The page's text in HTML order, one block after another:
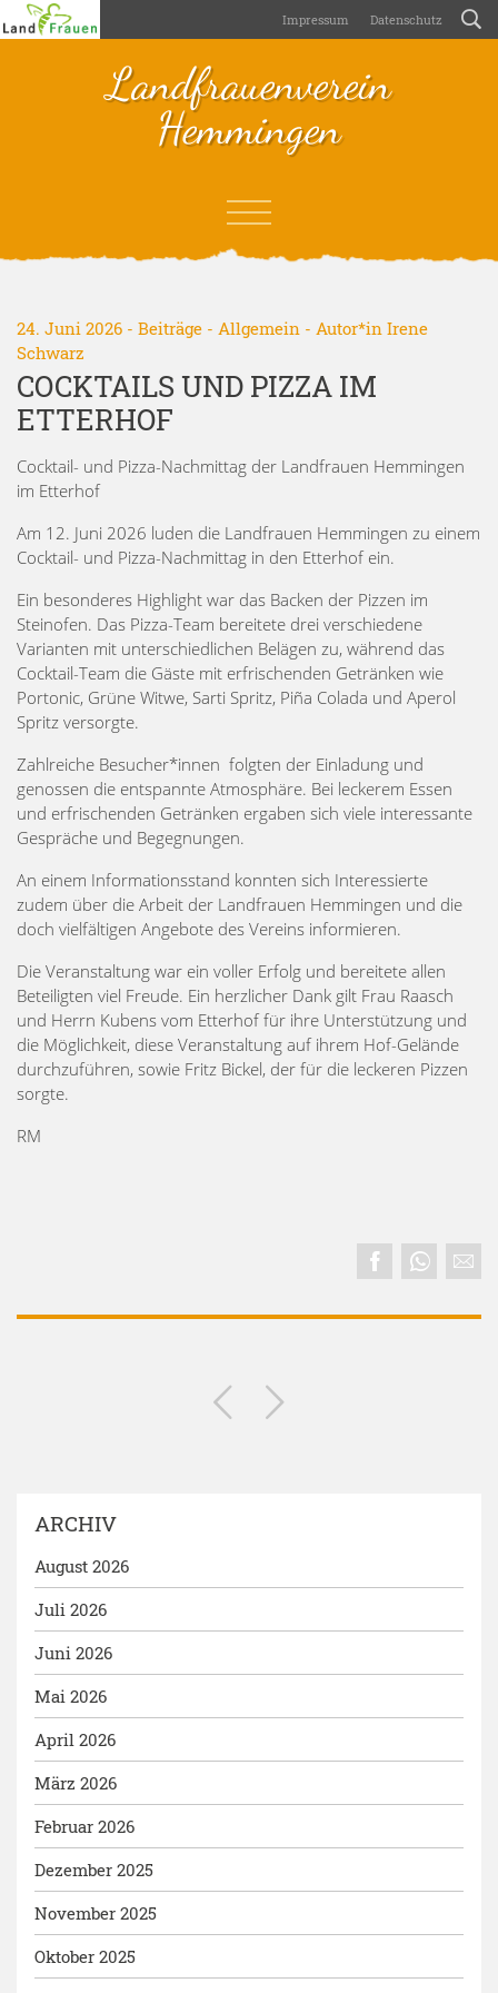
Impressum Datenschutz
Landfrauenverein
Hemmingen
24. Juni 2026 - Beiträge - Allgemein - Autor*in Irene
Schwarz
COCKTAILS UND PIZZA IM
ETTERHOF
Cocktail- und Pizza-Nachmittag der Landfrauen Hemmingen
im Etterhof
Am 12. Juni 2026 luden die Landfrauen Hemmingen zu einem
Cocktail- und Pizza-Nachmittag in den Etterhof ein.
Ein besonderes Highlight war das Backen der Pizzen im
Steinofen. Das Pizza-Team bereitete drei verschiedene
Varianten mit unterschiedlichen Belägen zu, während das
Cocktail-Team die Gäste mit erfrischenden Getränken wie
Portonic, Grüne Witwe, Sarti Spritz, Piña Colada und Aperol
Spritz versorgte.
Zahlreiche Besucher*innen folgten der Einladung und
genossen die entspannte Atmosphäre. Bei leckerem Essen
und erfrischenden Getränken ergaben sich viele interessante
Gespräche und Begegnungen.
An einem Informationsstand konnten sich Interessierte
zudem über die Arbeit der Landfrauen Hemmingen und die
doch vielfältigen Angebote des Vereins informieren.
Die Veranstaltung war ein voller Erfolg und bereitete allen
Beteiligten viel Freude. Ein herzlicher Dank gilt Frau Raasch
und Herrn Kubens vom Etterhof für ihre Unterstützung und
die Möglichkeit, diese Veranstaltung auf ihrem Hof-Gelände
durchzuführen, sowie Fritz Bickel, der für die leckeren Pizzen
sorgte.
RM
ARCHIV
August 2026
Juli 2026
Juni 2026
Mai 2026
April 2026
März 2026
Februar 2026
Dezember 2025
November 2025
Oktober 2025